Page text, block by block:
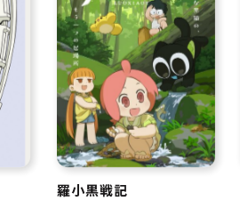
羅小黒戦記